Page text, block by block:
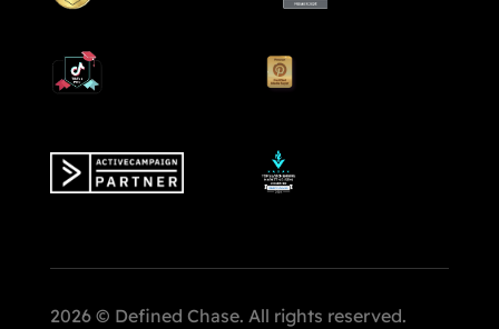
2026 © Defined Chase. All rights reserved.